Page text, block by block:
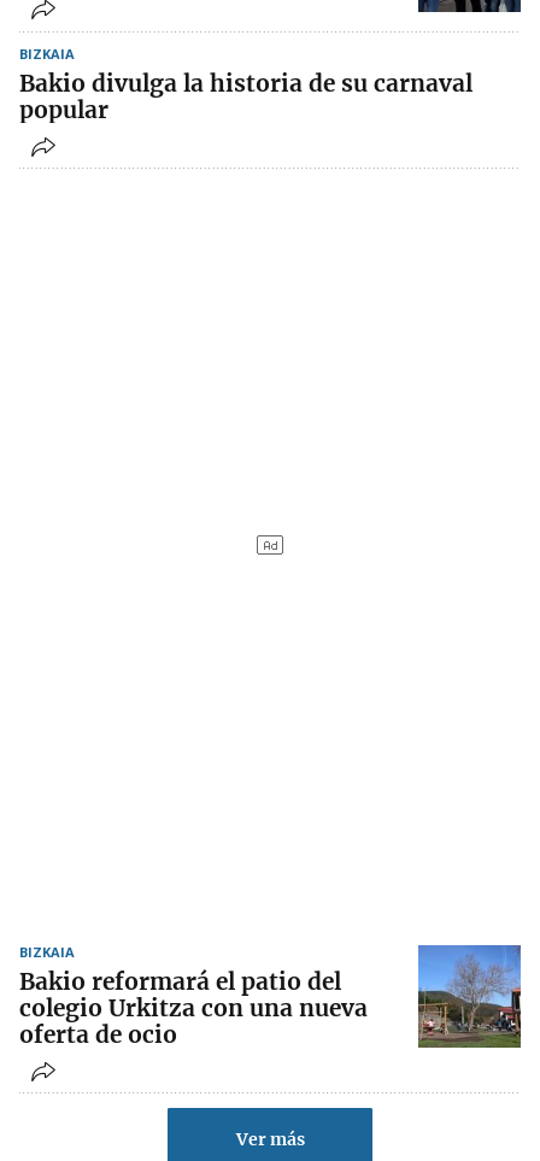
BIZKAIA
Bakio divulga la historia de su carnaval
popular
BIZKAIA
Bakio reformará el patio del
colegio Urkitza con una nueva
oferta de ocio
Ver más